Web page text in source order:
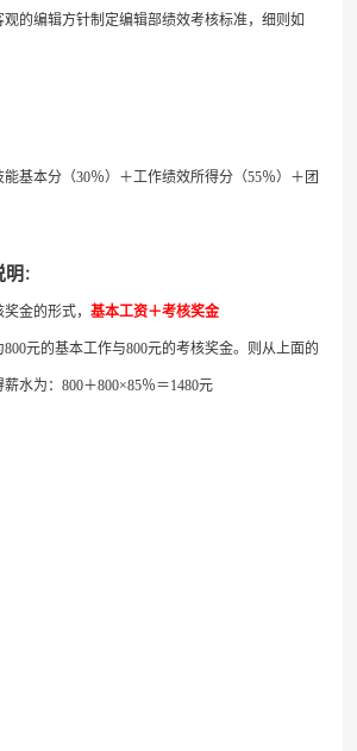
观的编辑方针制定编辑部绩效考核标准，细则如
能基本分（30％）＋工作绩效所得分（55％）＋团
明：
金的形式， 基本工资＋考核奖金
元的基本工作与800元的考核奖金。则从上面的
水为：800＋800×85％＝1480元